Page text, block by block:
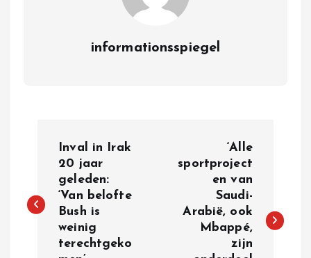
informationsspiegel
s
Inval in Irak
20 jaar
geleden:
‘Van belofte
Bush is
weinig
terechtgeko
‘Alle
sportproject
en van
Saudi-
Arabië, ook
Mbappé,
zijn